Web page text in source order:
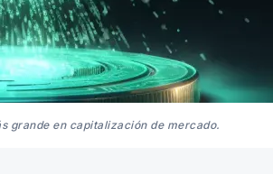
grande en capitalización de mercado.